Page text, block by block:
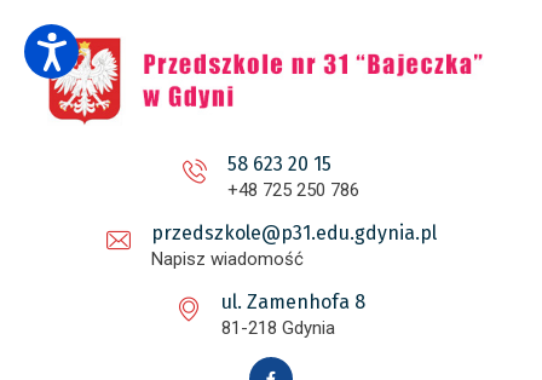
58 623 20 15
+48 725 250 786
przedszkole@p31.edu.gdynia.pl
Napisz wiadomość
ul. Zamenhofa 8
81-218 Gdynia